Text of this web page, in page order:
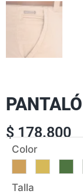
$178.800
Color
Talla
PANTALÓN
DRILL
MC
cantidad